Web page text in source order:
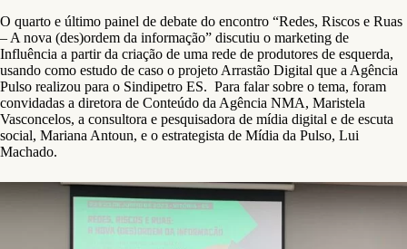
O quarto e último painel de debate do encontro “Redes, Riscos e Ruas
– A nova (des)ordem da informação” discutiu o marketing de
Influência a partir da criação de uma rede de produtores de esquerda,
usando como estudo de caso o projeto Arrastão Digital que a Agência
Pulso realizou para o Sindipetro ES. Para falar sobre o tema, foram
convidadas a diretora de Conteúdo da Agência NMA, Maristela
Vasconcelos, a consultora e pesquisadora de mídia digital e de escuta
social, Mariana Antoun, e o estrategista de Mídia da Pulso, Lui
Machado. ​